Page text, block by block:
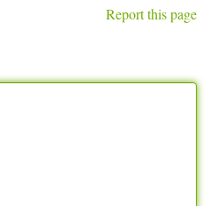
Report this page